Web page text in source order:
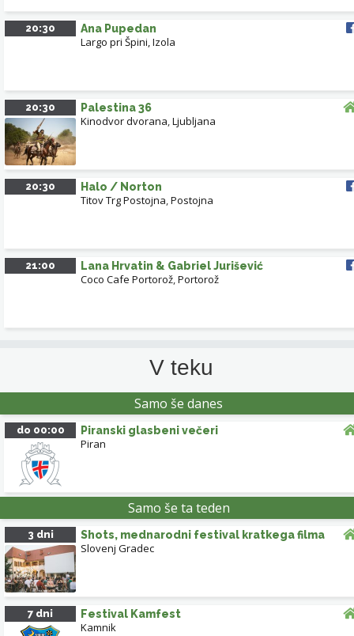
20:30 Ana Pupedan
Largo pri Špini, Izola
20:30 Palestina 36
Kinodvor dvorana,Ljubljana
20:30 Halo / Norton
Titov Trg Postojna,Postojna
21:00 Lana Hrvatin & Gabriel Jurišević
Coco Cafe Portorož,Portorož
V teku
Samo še danes
do 00:00 Piranski glasbeni večeri
Piran
Samo še ta teden
3 dni Shots, mednarodni festival kratkega filma
Slovenj Gradec
7 dni Festival Kamfest
Kamnik